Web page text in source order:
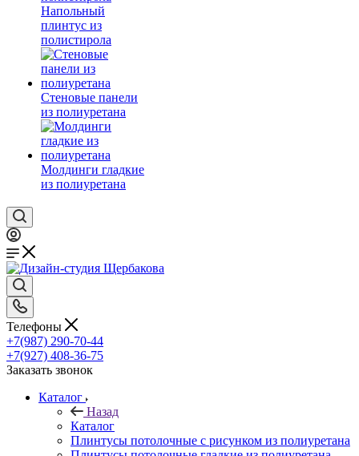
Напольный
плинтус из
полистирола
Стеновые панели
из полиуретана
Молдинги гладкие
из полиуретана
Телефоны
+7(987) 290-70-44
+7(927) 408-36-75
Заказать звонок
Каталог
Назад
Каталог
Плинтусы потолочные с рисунком из полиуретана